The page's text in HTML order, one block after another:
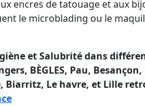
encres de tatouage et aux
le microblading ou le
et Salubrité dans
BÈGLES, Pau,
Le havre, et Lille